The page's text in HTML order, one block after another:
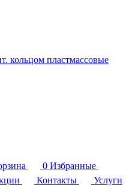
кольцом пластмассовые
0 Избранные
Контакты Услуги